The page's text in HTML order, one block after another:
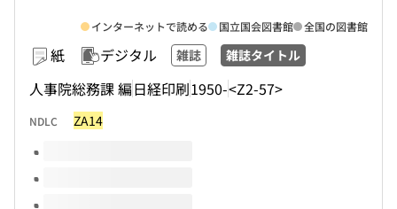
紙 デジタル 雑誌 雑誌タイトル
人事院総務課 編日経印刷1950-<Z2-57>
インターネットで読める 国立国会図書館 全国の図書館
NDLC ZA14
このタイトルの巻号